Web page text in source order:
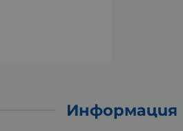
Информация